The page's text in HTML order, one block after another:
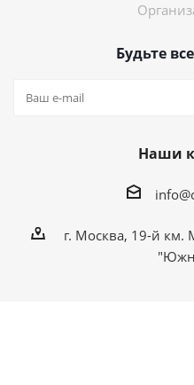
Будьте
Наши
г. Москва, 19-й км.